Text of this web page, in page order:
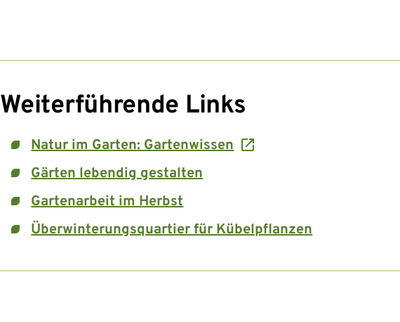
Weiterführende Links
Natur im Garten: Gartenwissen
Gärten lebendig gestalten
Gartenarbeit im Herbst
Überwinterungsquartier für Kübelpflanzen